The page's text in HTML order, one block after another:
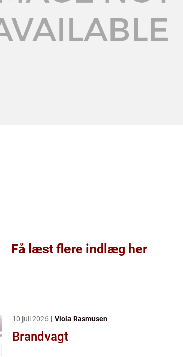
Få læst flere indlæg her
10 juli 2026 Viola Rasmusen
Brandvagt